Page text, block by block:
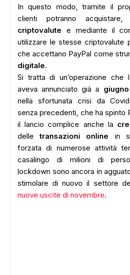
In questo modo, tramite il
clienti potranno acquistare,
criptovalute e mediante il
utilizzare le stesse criptovalute
che accettano PayPal come
digitale.
Si tratta di un’operazione che
aveva annunciato già a
nella sfortunata crisi da
senza precedenti, che ha spinto
il lancio complice anche la
delletransazioni online in
forzata di numerose attività
casalingo di milioni di
lockdown sono ancora in
stimolare di nuovo il settore
nuove uscite di novembre.